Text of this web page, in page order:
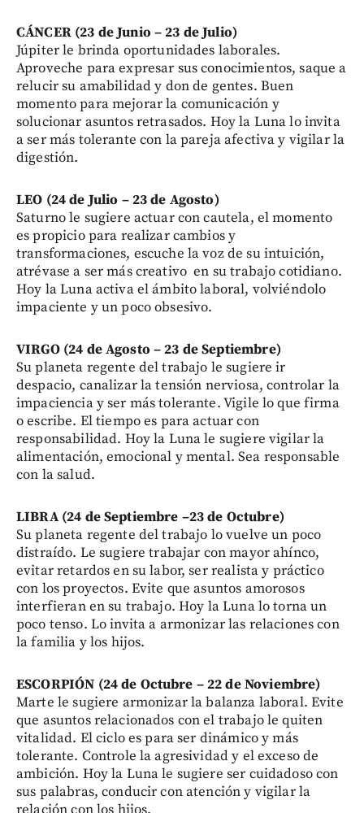
CÁNCER (23 de Junio – 23 de Julio)
Júpiter le brinda oportunidades laborales.
Aproveche para expresar sus conocimientos, saque a
relucir su amabilidad y don de gentes. Buen
momento para mejorar la comunicación y
solucionar asuntos retrasados. Hoy la Luna lo invita
a ser más tolerante con la pareja afectiva y vigilar la
digestión.
LEO (24 de Julio – 23 de Agosto)
Saturno le sugiere actuar con cautela, el momento
es propicio para realizar cambios y
transformaciones, escuche la voz de su intuición,
atrévase a ser más creativo en su trabajo cotidiano.
Hoy la Luna activa el ámbito laboral, volviéndolo
impaciente y un poco obsesivo.
VIRGO (24 de Agosto – 23 de Septiembre)
Su planeta regente del trabajo le sugiere ir
despacio, canalizar la tensión nerviosa, controlar la
impaciencia y ser más tolerante. Vigile lo que firma
o escribe. El tiempo es para actuar con
responsabilidad. Hoy la Luna le sugiere vigilar la
alimentación, emocional y mental. Sea responsable
con la salud.
LIBRA (24 de Septiembre –23 de Octubre)
Su planeta regente del trabajo lo vuelve un poco
distraído. Le sugiere trabajar con mayor ahínco,
evitar retardos en su labor, ser realista y práctico
con los proyectos. Evite que asuntos amorosos
interfieran en su trabajo. Hoy la Luna lo torna un
poco tenso. Lo invita a armonizar las relaciones con
la familia y los hijos.
ESCORPIÓN (24 de Octubre – 22 de Noviembre)
Marte le sugiere armonizar la balanza laboral. Evite
que asuntos relacionados con el trabajo le quiten
vitalidad. El ciclo es para ser dinámico y más
tolerante. Controle la agresividad y el exceso de
ambición. Hoy la Luna le sugiere ser cuidadoso con
sus palabras, conducir con atención y vigilar la
relación con los hijos.